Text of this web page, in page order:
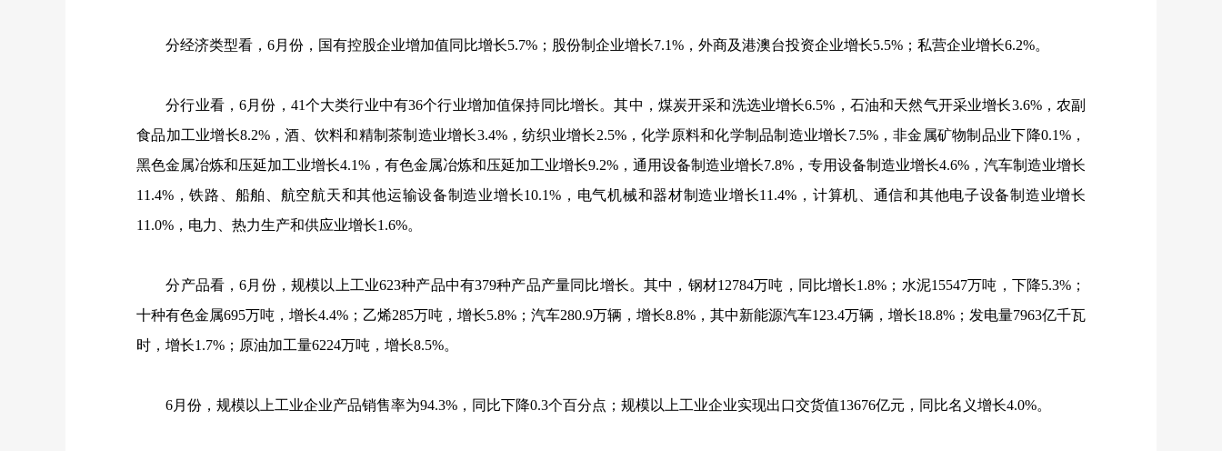
分经济类型看， 6月份，国有控股企业增加值同比增长5.7% ；股份制企业增长7.1% ，外商及港澳台投资企业增长5.5% ；私营企业增长6.2%。
分行业看，6月份， 41个大类行业中有36个行业增加值保持同比增长。其中，煤炭开采和洗选业增长6.5% ，石油和天然气开采业增长3.6%，农副
食品加工业增长8.2%，酒、饮料和精制茶制造业增长3.4%，纺织业增长2.5%，化学原料和化学制品制造业增长7.5%，非金属矿物制品业下降0.1%，
黑色金属冶炼和压延加工业增长4.1% ，有色金属冶炼和压延加工业增长9.2% ，通用设备制造业增长7.8% ，专用设备制造业增长4.6% ，汽车制造业增长
11.4% ，铁路、船舶、航空航天和其他运输设备制造业增长10.1% ，电气机械和器材制造业增长11.4% ，计算机、通信和其他电子设备制造业增长
11.0% ，电力、热力生产和供应业增长1.6%。
分产品看，6月份，规模以上工业623种产品中有379种产品产量同比增长。其中，钢材12784万吨，同比增长1.8% ；水泥15547万吨，下降5.3% ；
十种有色金属695万吨，增长4.4% ；乙烯285万吨，增长5.8% ；汽车280.9万辆，增长8.8% ，其中新能源汽车123.4万辆，增长18.8% ；发电量7963亿千瓦
时，增长1.7% ；原油加工量6224万吨，增长8.5%。
6月份，规模以上工业企业产品销售率为94.3% ，同比下降0.3个百分点；规模以上工业企业实现出口交货值13676亿元，同比名义增长4.0%。